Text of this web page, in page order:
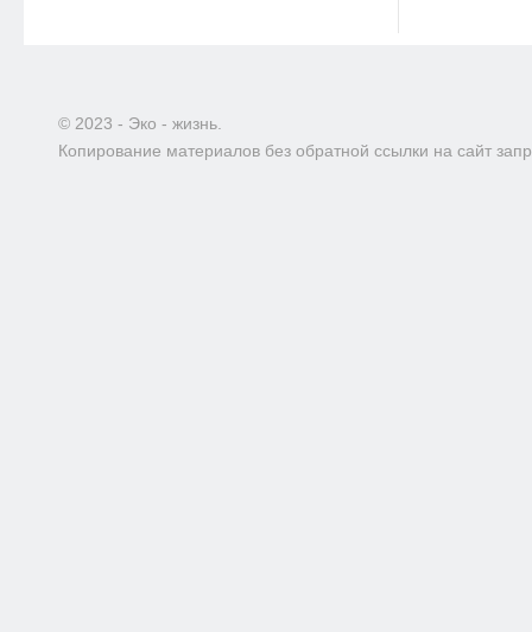
© 2023 - Эко - жизнь.
Копирование материалов без обратной ссылки на сайт